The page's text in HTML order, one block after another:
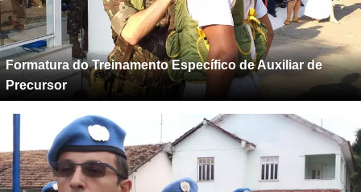
Formatura do Treinamento Específico de Auxiliar de
Precursor